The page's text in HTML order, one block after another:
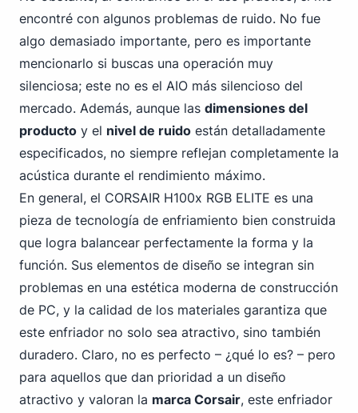
encontré con algunos problemas de ruido. No fue
algo demasiado importante, pero es importante
mencionarlo si buscas una operación muy
silenciosa; este no es el AIO más silencioso del
mercado. Además, aunque las dimensiones del
producto y el nivel de ruido están detalladamente
especificados, no siempre reflejan completamente la
acústica durante el rendimiento máximo.
En general, el CORSAIR H100x RGB ELITE es una
pieza de tecnología de enfriamiento bien construida
que logra balancear perfectamente la forma y la
función. Sus elementos de diseño se integran sin
problemas en una estética moderna de construcción
de PC, y la calidad de los materiales garantiza que
este enfriador no solo sea atractivo, sino también
duradero. Claro, no es perfecto – ¿qué lo es? – pero
para aquellos que dan prioridad a un diseño
atractivo y valoran la marca Corsair, este enfriador